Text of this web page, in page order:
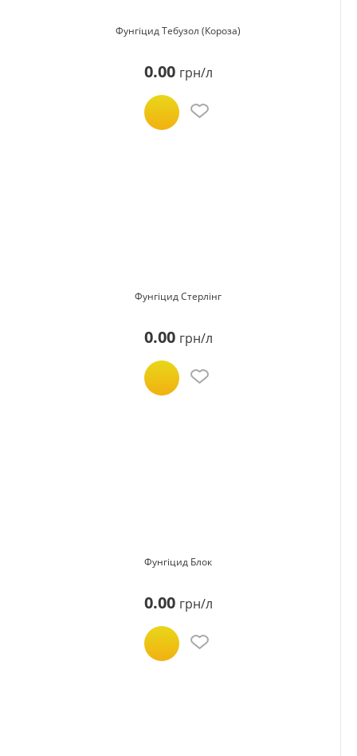
Фунгiцид Тебузол (Короза)
0.00 грн/л
Фунгіцид Стерлінг
0.00 грн/л
Фунгіцид Блок
0.00 грн/л